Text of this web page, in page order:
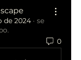
de 2024 · se
0